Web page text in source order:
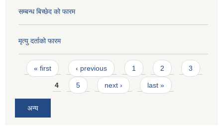
सम्बन्ध बिच्छेद को फारम
मृत्यु दर्ताको फारम
Pages
« first ‹ previous 1 2 3
4 5 next › last »
अन्य